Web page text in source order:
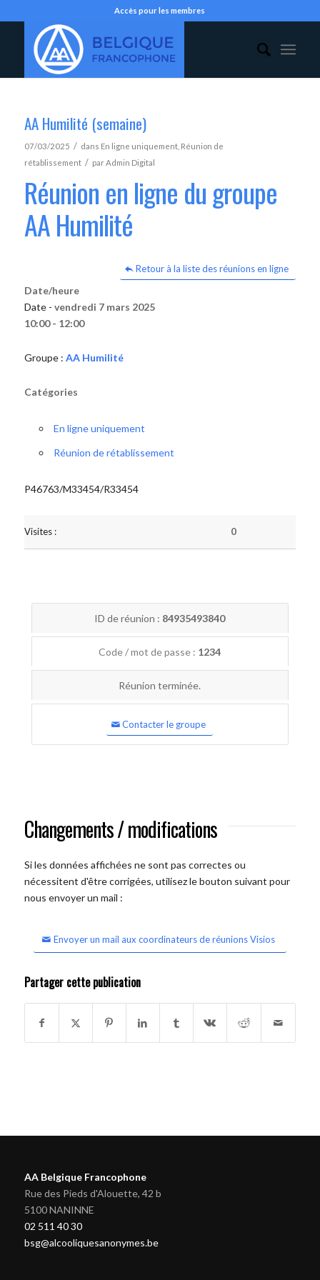
Accès pour les membres
AA Humilité (semaine)
07/03/2025 / dans En ligne uniquement, Réunion de
rétablissement / parAdmin Digital
Réunion en ligne du groupe
AA Humilité
Retour à la liste des réunions en ligne
Date/heure
Date - vendredi 7 mars 2025
10:00 - 12:00
Groupe : AA Humilité
Catégories
En ligne uniquement
Réunion de rétablissement
P46763/M33454/R33454
Visites : 0
ID de réunion : 84935493840
Code / mot de passe : 1234
Réunion terminée.
Contacter le groupe
Changements / modifications
Si les données affichées ne sont pas correctes ou
nécessitent d'être corrigées, utilisez le bouton suivant pour
nous envoyer un mail :
Envoyer un mail aux coordinateurs de réunions Visios
Partager cette publication
AA Belgique Francophone
Rue des Pieds d'Alouette, 42 b
5100 NANINNE
02 511 40 30
bsg@alcooliquesanonymes.be